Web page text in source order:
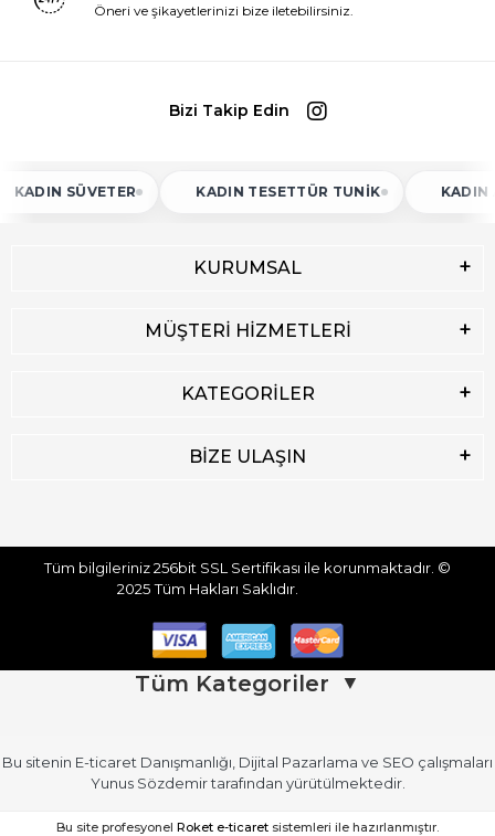
Öneri ve şikayetlerinizi bize iletebilirsiniz.
Bizi Takip Edin
SÜVETER KADIN TESETTÜR TUNIK KADIN ATLET
KURUMSAL
MÜŞTERİ HİZMETLERİ
KATEGORİLER
BİZE ULAŞIN
Tüm bilgileriniz 256bit SSL Sertifikası ile korunmaktadır. ©
2025Tüm Hakları Saklıdır.
Tüm Kategoriler ▼
Üst Giyim Üst Giyim (Devamı)
Bu sitenin E-ticaret Danışmanlığı Dijital Pazarlama ve SEO çalışmaları
Yunus Sözdemirtarafından yürütülmektedir.
Bu site profesyonel Roket e-ticaret sistemleri ile hazırlanmıştır.